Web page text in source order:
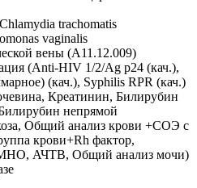
trachomatis
vaginalis
вены (A11.12.009)
(Anti-HIV 1/2/Ag p24 (кач.),
(кач.), Syphilis RPR (кач.)
Креатинин, Билирубин
непрямой
Общий анализ крови +СОЭ с
крови+Rh фактор,
АЧТВ, Общий анализ мочи)